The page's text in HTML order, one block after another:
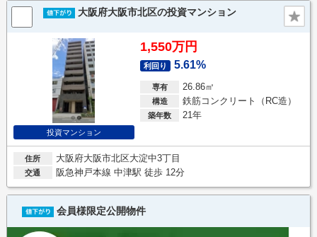
大阪府大阪市北区の投資マンション
投資マンション
1,550万円
利回り 5.61%
専有 26.86㎡
構造 鉄筋コンクリート（RC造）
築年数 21年
住所 大阪府大阪市北区大淀中3丁目
交通 阪急神戸本線 中津駅 徒歩 12分
会員様限定公開物件